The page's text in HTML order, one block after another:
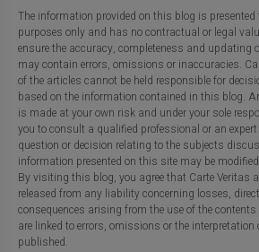
The information provided on this blog is
purposes only and has no contractual or legal
ensure the accuracy, completeness and updating
may contain errors, omissions or inaccuracies.
of the articles cannot be held responsible for
based on the information contained in this blog.
is made at your own risk and under your sole
you to consult a qualified professional or an
question or decision relating to the subjects
information presented on this site may be
By visiting this blog, you agree that Carte Veritas
released from any liability concerning losses,
consequences arising from the use of the
are linked to errors, omissions or the
published.